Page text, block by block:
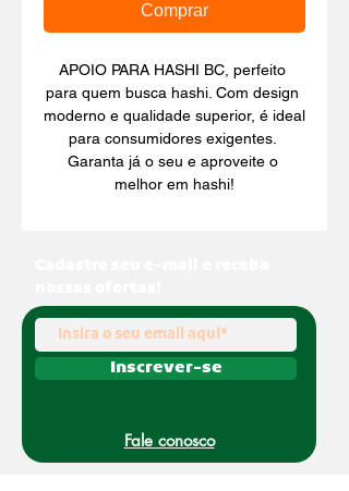
Comprar
APOIO PARA HASHI BC, perfeito
para quem busca hashi. Com design
moderno e qualidade superior, é ideal
para consumidores exigentes.
Garanta já o seu e aproveite o
melhor em hashi!
Inscrever-se
Fale conosco